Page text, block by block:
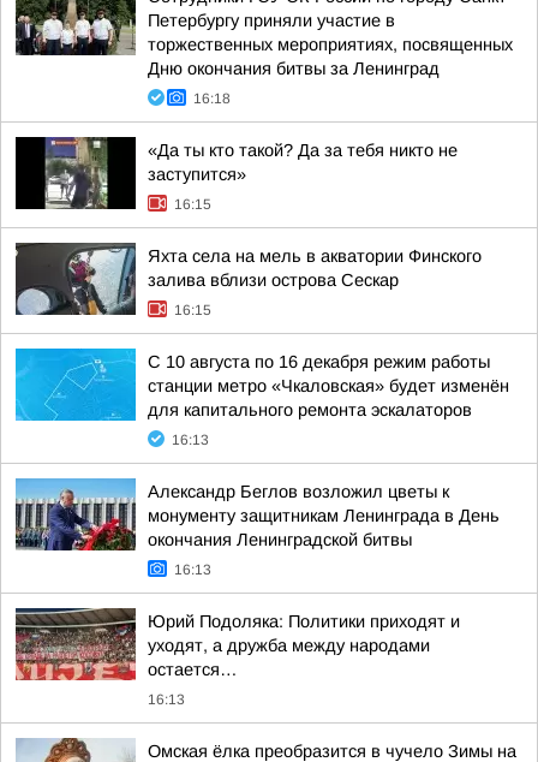
Петербургу приняли участие в
торжественных мероприятиях, посвященных
Дню окончания битвы за Ленинград
16:18
«Да ты кто такой? Да за тебя никто не
заступится»
16:15
Яхта села на мель в акватории Финского
залива вблизи острова Сескар
16:15
С 10 августа по 16 декабря режим работы
станции метро «Чкаловская» будет изменён
для капитального ремонта эскалаторов
16:13
Александр Беглов возложил цветы к
монументу защитникам Ленинграда в День
окончания Ленинградской битвы
16:13
Юрий Подоляка: Политики приходят и
уходят, а дружба между народами
остается…
16:13
Омская ёлка преобразится в чучело Зимы на